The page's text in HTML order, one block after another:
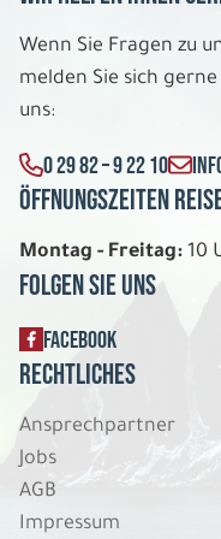
Mo. 28.12. -
Belegung: 3
REISE
6 Tage
Mo. 28.12. -
Exklusives
Belegung: 2
Wenn Sie Fragen zu
melden Sie sich
uns:
0 29 82 – 9 22 10
Öffnungszeiten
Montag - Freitag: 10
Folgen Sie uns
FACEBOOK
Rechtliches
Ansprechpartner
Jobs
AGB
Impressum